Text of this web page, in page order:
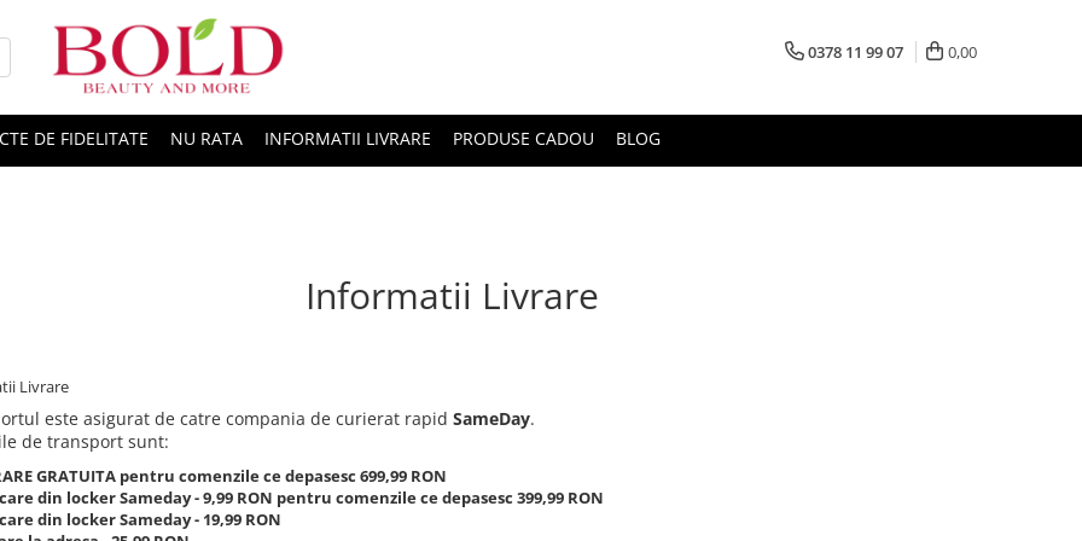
0378 11 99 07 0,00
DE FIDELITATE NU RATA INFORMATII LIVRARE PRODUSE CADOU BLOG
Informatii Livrare
Livrare
este asigurat de catre compania de curierat rapid SameDay.
de transport sunt:
GRATUITA pentru comenzile ce depasesc 699,99 RON
din locker Sameday - 9,99 RON pentru comenzile ce depasesc 399,99 RON
din locker Sameday - 19,99 RON